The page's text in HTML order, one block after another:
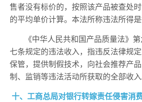
售者没有标价的，按照该产品被查处
的平均单价计算。本法所称违法所得是
《中华人民共和国产品质量法》
七条规定的违法收入，指违反法律规定
保管，提供制假技术，向社会推荐产
制、监销等违法活动所获取的全部收入
十、工商总局对银行转嫁责任侵害消